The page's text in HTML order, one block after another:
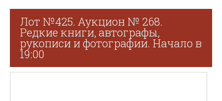
Лот №425. Аукцион № 268.
Редкие книги, автографы,
рукописи и фотографии. Начало в
19:00